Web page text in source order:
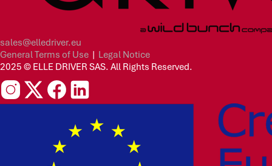
sales@elledriver.eu
General Terms of Use | Legal Notice
2025 © ELLE DRIVER SAS. All Rights Reserved.